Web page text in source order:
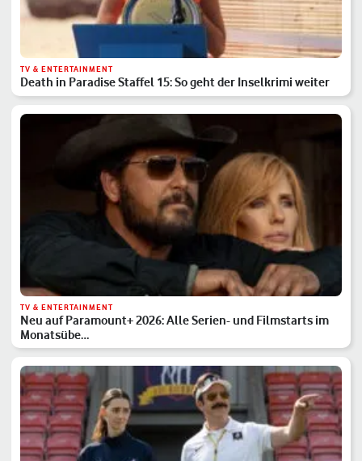
TV & ENTERTAINMENT
Death in Paradise Staffel 15: So geht der Inselkrimi weiter
TV & ENTERTAINMENT
Neu auf Paramount+ 2026: Alle Serien- und Filmstarts im
Monatsübe…